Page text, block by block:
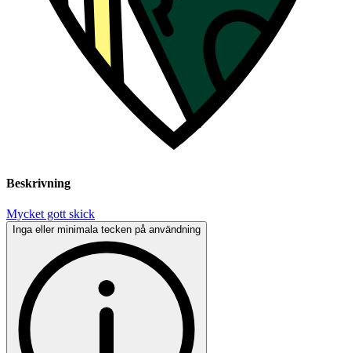
Beskrivning
Mycket gott skick
Inga eller minimala tecken på användning